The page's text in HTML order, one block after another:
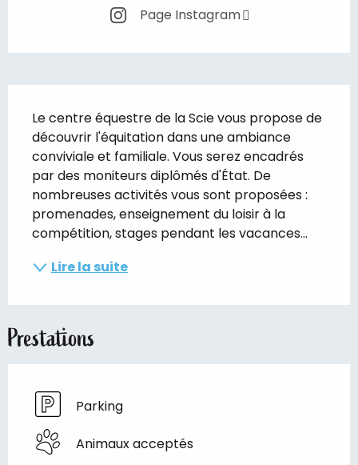
Page Instagram
Le centre équestre de la Scie vous propose de
découvrir l'équitation dans une ambiance
conviviale et familiale. Vous serez encadrés
par des moniteurs diplômés d'État. De
nombreuses activités vous sont proposées :
promenades, enseignement du loisir à la
compétition, stages pendant les vacances...
Lire la suite
Prestations
Parking
Animaux acceptés